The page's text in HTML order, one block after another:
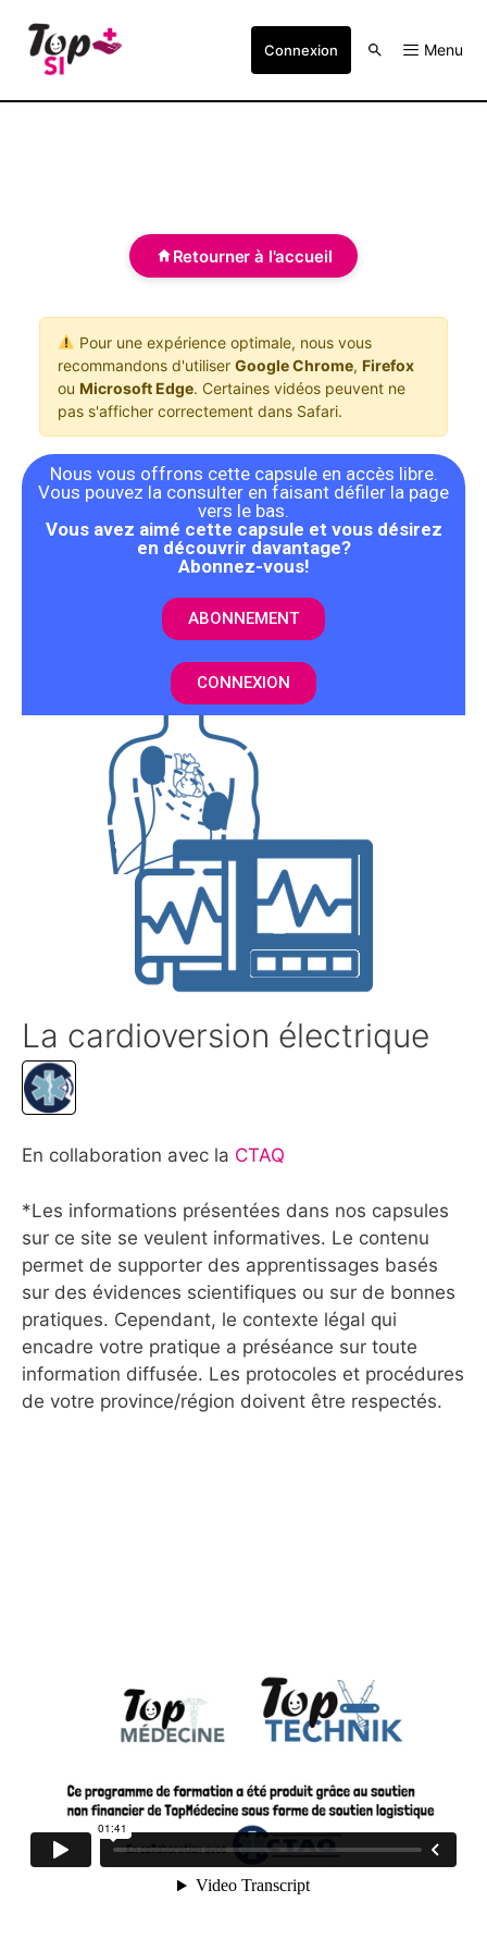
Connexion Menu
Retourner à l'accueil
Pour une expérience optimale, nous vous
recommandons d'utiliser Google Chrome, Firefox
ou Microsoft Edge. Certaines vidéos peuvent ne
pas s'afficher correctement dans Safari.
Nous vous offrons cette capsule en accès libre.
Vous pouvez la consulter en faisant défiler la page
vers le bas.
Vous avez aimé cette capsule et vous désirez
en découvrir davantage?
Abonnez-vous!
ABONNEMENT
CONNEXION
La cardioversion électrique
En collaboration avec la CTAQ
*Les informations présentées dans nos capsules
sur ce site se veulent informatives. Le contenu
permet de supporter des apprentissages basés
sur des évidences scientifiques ou sur de bonnes
pratiques. Cependant, le contexte légal qui
encadre votre pratique a préséance sur toute
information diffusée. Les protocoles et procédures
de votre province/région doivent être respectés.